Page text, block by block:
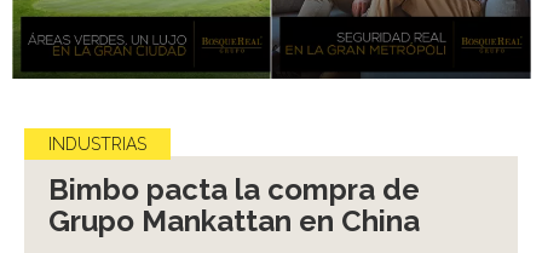
INDUSTRIAS
Bimbo pacta la compra de
Grupo Mankattan en China